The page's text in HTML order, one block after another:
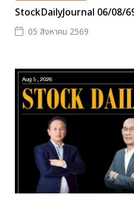
StockDailyJournal 06/08/
05 สิงหาคม 2569